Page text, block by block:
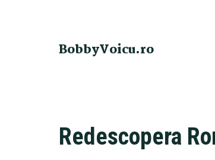
BobbyVoicu.ro
Redescopera